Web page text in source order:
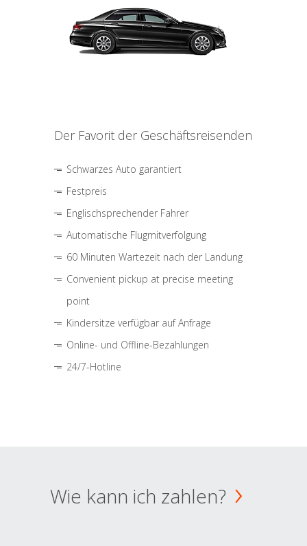
Der Favorit der Geschäftsreisenden
Schwarzes Auto garantiert
Festpreis
Englischsprechender Fahrer
Automatische Flugmitverfolgung
60 Minuten Wartezeit nach der Landung
Convenient pickup at precise meeting
point
Kindersitze verfügbar auf Anfrage
Online- und Offline-Bezahlungen
24/7-Hotline
Wie kann ich zahlen?